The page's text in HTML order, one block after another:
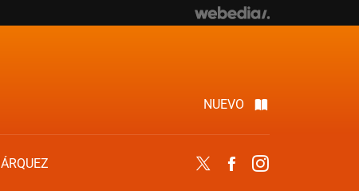
NUEVO
Twitter Facebook